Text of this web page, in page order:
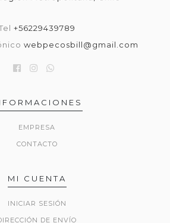
+56229439789
webpecosbill@gmail.com
EMPRESA
CONTACTO
MI CUENTA
INICIAR SESIÓN
DE ENVÍO